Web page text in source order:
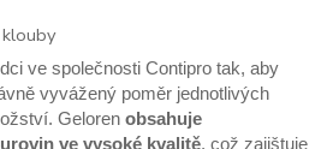
ve společnosti Contipro tak, aby
vyvážený poměr jednotlivých
Geloren obsahuje
ve vysoké kvalitě, což zajištuje